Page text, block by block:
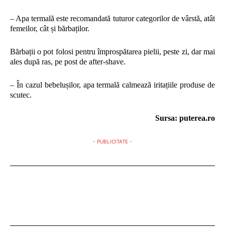
– Apa termală este recomandată tuturor categorilor de vârstă, atât
femeilor, cât și bărbaților.
Bărbații o pot folosi pentru împrospătarea pielii, peste zi, dar mai
ales după ras, pe post de after-shave.
– În cazul bebelușilor, apa termală calmează iritațiile produse de
scutec.
Sursa: puterea.ro
- PUBLICITATE -